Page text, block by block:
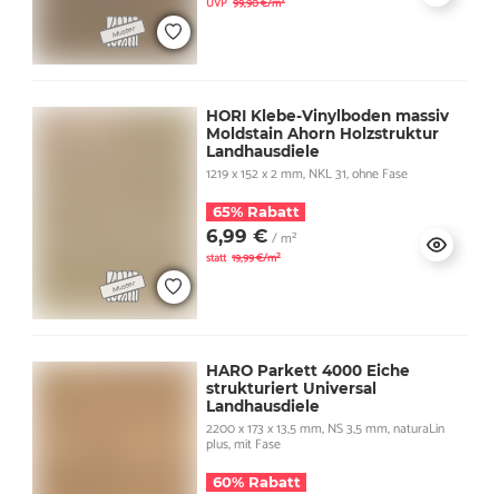
HORI Klebe-Vinylboden massiv
Moldstain Ahorn Holzstruktur
Landhausdiele
1219 x 152 x 2 mm, NKL 31, ohne Fase
65% Rabatt
6,99 € / m²
statt 19,99 €/m²
HARO Parkett 4000 Eiche
strukturiert Universal
Landhausdiele
2200 x 173 x 13,5 mm, NS 3,5 mm, naturaLin
plus, mit Fase
60% Rabatt